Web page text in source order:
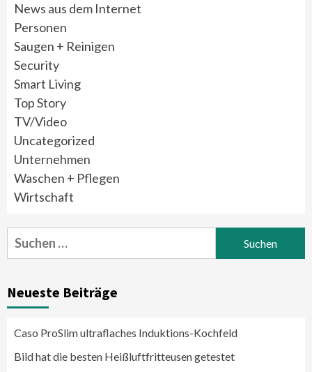
News aus dem Internet
Personen
Saugen + Reinigen
Security
Smart Living
Top Story
TV/Video
Uncategorized
Unternehmen
Waschen + Pflegen
Wirtschaft
Suchen
nach:
Neueste Beiträge
Caso ProSlim ultraflaches Induktions-Kochfeld
Bild hat die besten Heißluftfritteusen getestet